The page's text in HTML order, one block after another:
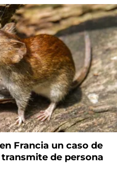
Francia un caso de
de persona